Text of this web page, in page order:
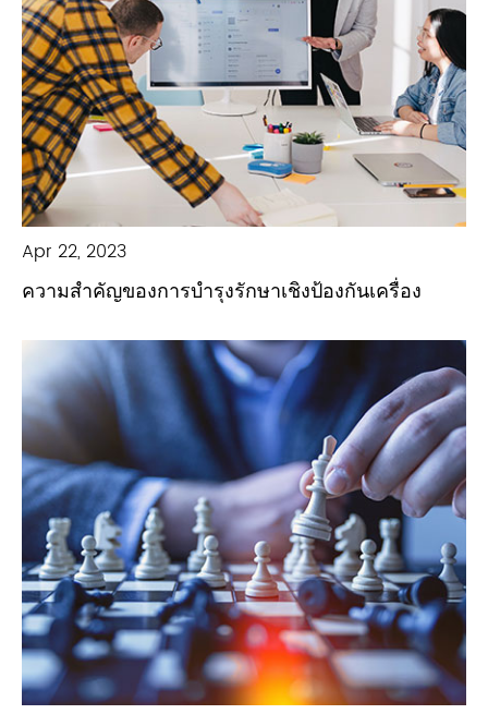
Apr 22, 2023
ความสำคัญของการบำรุงรักษาเชิงป้องกันเครื่อง